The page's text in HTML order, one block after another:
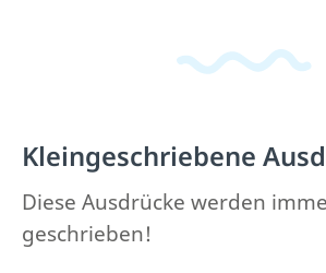
Kleingeschriebene
Diese Ausdrücke werden
geschrieben!